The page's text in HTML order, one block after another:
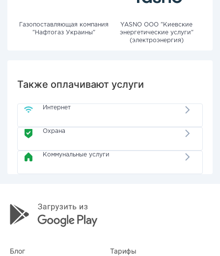
Газопоставляющая компания
"Нафтогаз Украины"
YASNO OOO "Киевские
энергетические услуги"
(электроэнергия)
Также оплачивают услуги
Интернет
Охрана
Коммунальные услуги
Блог Тарифы